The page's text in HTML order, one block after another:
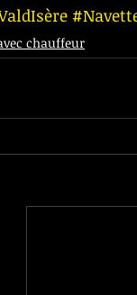
chauffeur